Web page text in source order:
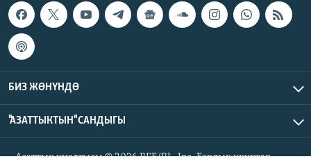
БИЗ ЖӨНҮНДӨ
"АЗАТТЫКТЫН" САНДЫГЫ